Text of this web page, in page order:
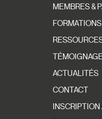
MEMBRES &
ACTUALITÉS
CONTACT